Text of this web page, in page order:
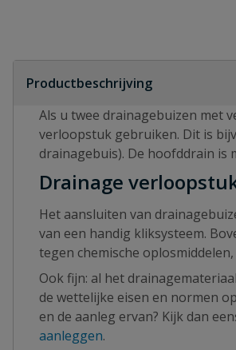
Productbeschrijving
Als u twee drainagebuizen met
verloopstuk gebruiken. Dit is
drainagebuis). De hoofddrain
Drainage
Het aansluiten van
van een handig kliksysteem.
tegen chemische
Ook fijn: al het
de wettelijke eisen en normen
en de aanleg ervan? Kijk dan
aanleggen.